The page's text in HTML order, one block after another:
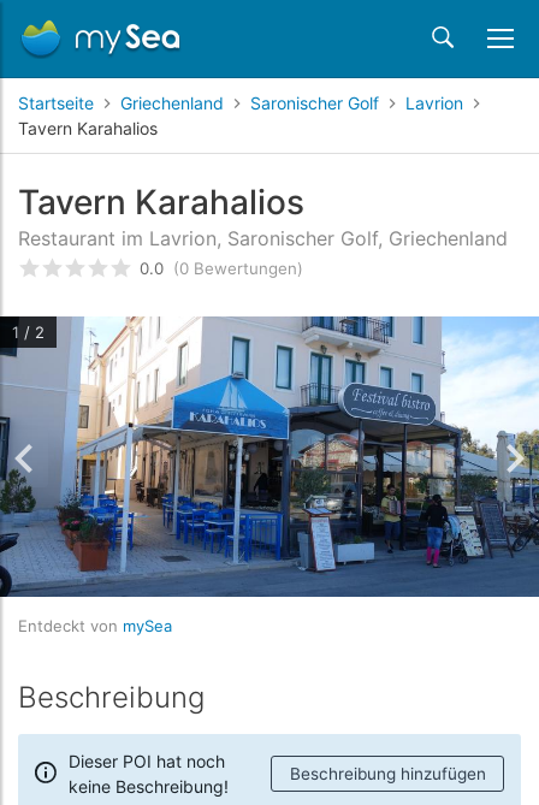
Startseite Griechenland Saronischer Golf
Lavrion
Tavern Karahalios
Tavern Karahalios
Restaurant im Lavrion, Saronischer Golf, Griechenland
bewertet0 /5 beyogen auf
0.0 (0 Bewertungen)
1 / 2
Entdeckt von mySea
Beschreibung
Dieser POI hat noch
keine Beschreibung!
Beschreibung hinzufügen